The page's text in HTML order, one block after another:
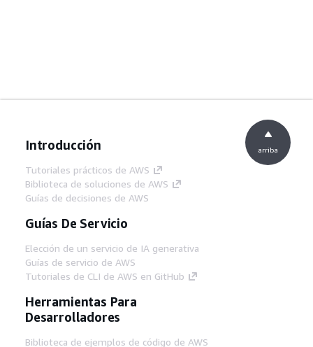
Introducción
Tutoriales prácticos de AWS
Biblioteca de soluciones de AWS
Guías de decisiones de AWS
Guías De Servicio
Elección de un servicio de IA generativa
Guías de servicio de AWS
Tutoriales de CLI de AWS en GitHub
Herramientas Para
Desarrolladores
Biblioteca de ejemplos de código de AWS
arriba